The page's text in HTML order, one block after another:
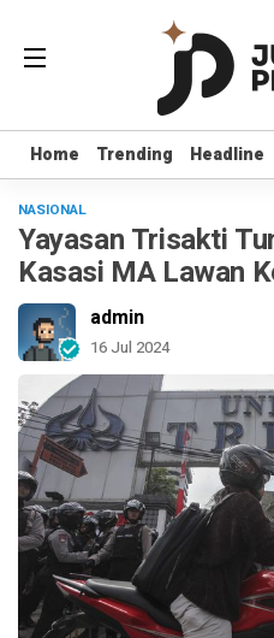
Home Trending Headline
Home Trending Headline
NASIONAL
Yayasan Trisakti
Kasasi MA Lawan
admin
16 Jul 2024